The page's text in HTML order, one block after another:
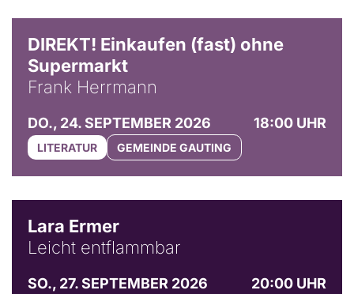
DIREKT! Einkaufen (fast) ohne
Supermarkt
Frank Herrmann
DO., 24. SEPTEMBER 2026 18:00 UHR
LITERATUR GEMEINDE GAUTING
Lara Ermer
Leicht entflammbar
SO., 27. SEPTEMBER 2026
20:00 UHR